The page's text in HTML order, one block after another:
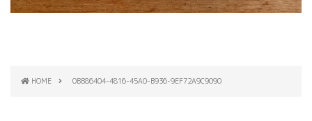
HOME 0BB86404-4816-45A0-B936-9EF72A9C9090